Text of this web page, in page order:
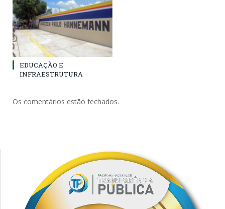
EDUCAÇÃO E
INFRAESTRUTURA
Os comentários estão fechados.